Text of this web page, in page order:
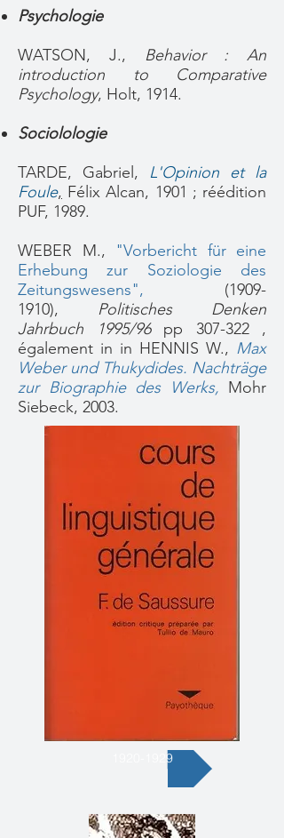
Psychologie
WATSON, J., Behavior : An
introduction to Comparative
Psychology, Holt, 1914.
Sociolologie
TARDE, Gabriel, L'Opinion et la
Foule, Félix Alcan, 1901 ; réédition
PUF, 1989.
WEBER M.,
"Vorbericht für eine
Erhebung zur Soziologie des
Zeitungswesens",
(1909-
1910), Politisches Denken
Jahrbuch 1995/96pp 307-322 ,
également in in HENNIS W., Max
Weber und Thukydides. Nachträge
zur Biographie des Werks, Mohr
Siebeck, 2003.
1920-1929